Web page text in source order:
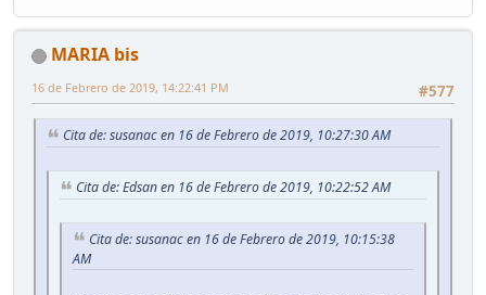
MARIA bis
#577
16 de Febrero de 2019, 14:22:41 PM
Cita de: susanac en 16 de Febrero de 2019, 10:27:30 AM
Cita de: Edsan en 16 de Febrero de 2019, 10:22:52 AM
Cita de: susanac en 16 de Febrero de 2019, 10:15:38
AM